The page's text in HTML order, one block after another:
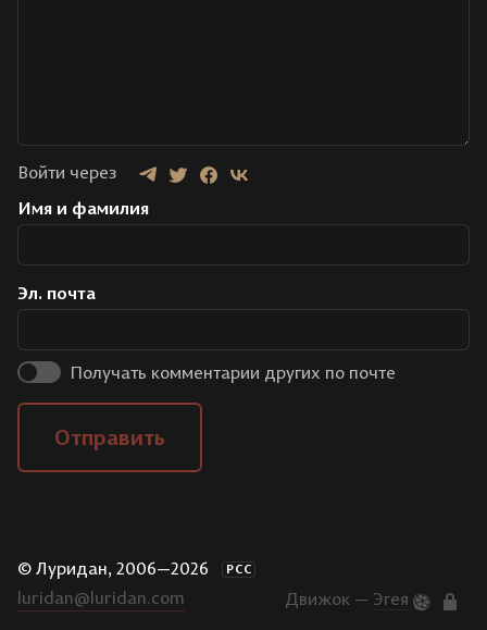
Войти через
Имя и фамилия
Эл. почта
Получать комментарии других по почте
Отправить
© Луридан, 2006—2026 РСС
luridan@luridan.com Движок — Эгея